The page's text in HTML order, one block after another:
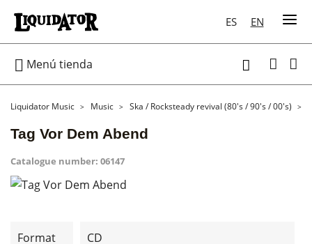
ES EN
 Menú tienda 
Liquidator Music Music Ska / Rocksteady revival (80's / 90's / 00's)
Tag Vor Dem Abend
Catalogue number: 06147
Format CD